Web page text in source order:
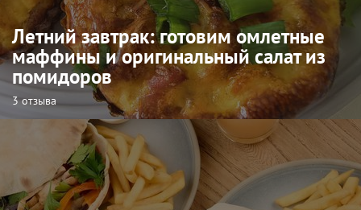
Летний завтрак: готовим омлетные
маффины и оригинальный салат из
помидоров
3 отзыва